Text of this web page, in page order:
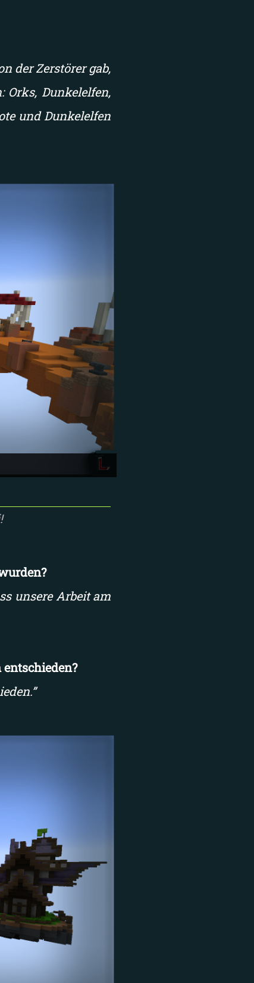
der Zerstörer gab,
Orks, Dunkelelfen,
und Dunkelelfen
unsere Arbeit am